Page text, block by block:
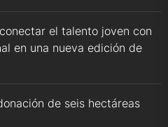
el talento joven con
en una nueva edición de
de seis hectáreas